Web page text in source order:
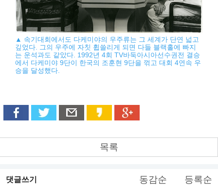
▲ 속기대회에서도 다케미야의 우주류는 그 세계가 단연 넓고
깊었다. 그의 우주에 자칫 휩쓸리게 되면 다들 블랙홀에 빠지
는 운석과도 같았다. 1992년 4회 TV바둑아시아선수권전 결승
에서 다케미야 9단이 한국의 조훈현 9단을 꺾고 대회 4연속 우
승을 달성했다.
목록
댓글쓰기 동감순 등록순